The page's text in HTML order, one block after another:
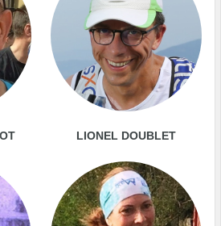
LIONEL DOUBLET